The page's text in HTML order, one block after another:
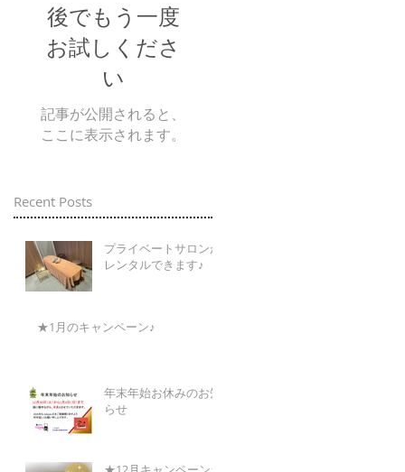
後でもう一度
お試しくださ
い
記事が公開されると、
ここに表示されます。
Recent Posts
プライベートサロンが
レンタルできます♪
★1月のキャンペーン♪
年末年始お休みのお知
らせ